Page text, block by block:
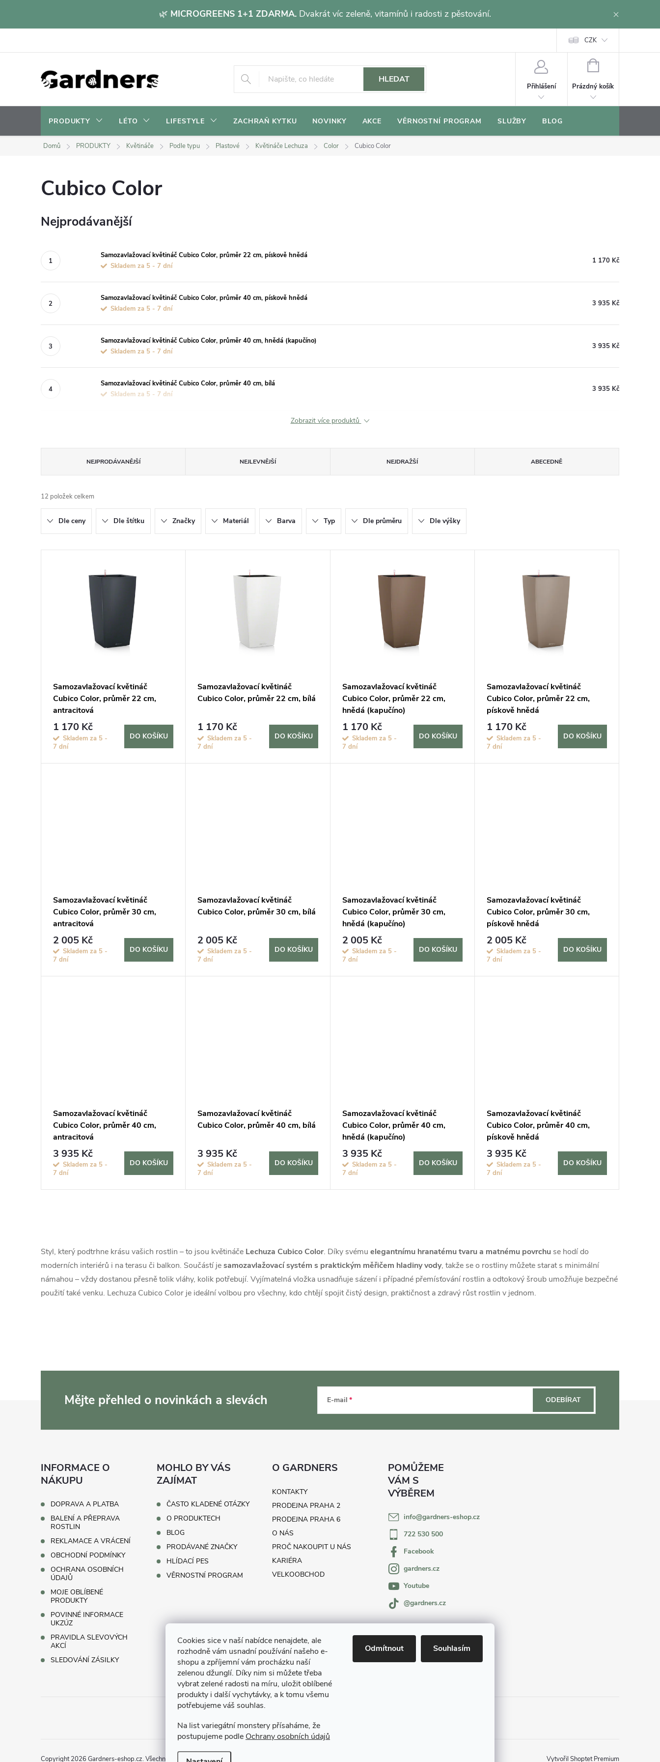
Cookies sice v naší nabídce nenajdete, ale
rozhodně vám usnadní používání našeho e-
shopu a zpříjemní vám procházku naší
zelenou džunglí. Díky nim si můžete třeba
vybrat zelené radosti na míru, uložit oblíbené
produkty i další vychytávky, a k tomu všemu
potřebujeme váš souhlas.
Na list variegátní monstery přísaháme, že
postupujeme podle Ochrany osobních údajů
Odmítnout Souhlasím
🌿 MICROGREENS 1+1 ZDARMA. Dvakrát víc zeleně, vitamínů i radosti z pěstování.
CZK
HLEDAT
Přihlášení
NÁKUPNÍ
Prázdný košík
PRODUKTY LÉTO LIFESTYLE ZACHRAŇ KYTKU NOVINKY AKCE VĚRNOSTNÍ PROGRAM SLUŽBY BLOG
Domů PRODUKTY Květináče Podle typu Plastové Květináče Lechuza Color Cubico Color
Cubico Color
Nejprodávanější
Samozavlažovací květináč Cubico Color, průměr 22 cm, pískově hnědá
Skladem za 5 - 7 dní
1 170 Kč
Samozavlažovací květináč Cubico Color, průměr 40 cm, pískově hnědá
Skladem za 5 - 7 dní
3 935 Kč
Samozavlažovací květináč Cubico Color, průměr 40 cm, hnědá (kapučíno)
Skladem za 5 - 7 dní
3 935 Kč
Samozavlažovací květináč Cubico Color, průměr 40 cm, bílá
Skladem za 5 - 7 dní
3 935 Kč
Zobrazit více produktů
a
z
e
n
NEJPRODÁVANĚJŠÍ NEJLEVNĚJŠÍ NEJDRAŽŠÍ ABECEDNĚ
12 položek celkem
Dle ceny Dle štítku Značky Materiál Barva Typ Dle průměru Dle výšky
d
Samozavlažovací květináč
Cubico Color, průměr 22 cm,
antracitová
1 170 Kč
Skladem za 5 -
7 dní
DO KOŠÍKU
Samozavlažovací květináč
Cubico Color, průměr 22 cm, bílá
1 170 Kč
Skladem za 5 -
7 dní
DO KOŠÍKU
Samozavlažovací květináč
Cubico Color, průměr 22 cm,
hnědá (kapučíno)
1 170 Kč
Skladem za 5 -
7 dní
DO KOŠÍKU
Samozavlažovací květináč
Cubico Color, průměr 22 cm,
pískově hnědá
1 170 Kč
Skladem za 5 -
7 dní
DO KOŠÍKU
Samozavlažovací květináč
Cubico Color, průměr 30 cm,
antracitová
2 005 Kč
Skladem za 5 -
7 dní
DO KOŠÍKU
Samozavlažovací květináč
Cubico Color, průměr 30 cm, bílá
2 005 Kč
Skladem za 5 -
7 dní
DO KOŠÍKU
Samozavlažovací květináč
Cubico Color, průměr 30 cm,
hnědá (kapučíno)
2 005 Kč
Skladem za 5 -
7 dní
DO KOŠÍKU
Samozavlažovací květináč
Cubico Color, průměr 30 cm,
pískově hnědá
2 005 Kč
Skladem za 5 -
7 dní
DO KOŠÍKU
Samozavlažovací květináč
Cubico Color, průměr 40 cm,
antracitová
3 935 Kč
Skladem za 5 -
7 dní
DO KOŠÍKU
Samozavlažovací květináč
Cubico Color, průměr 40 cm, bílá
3 935 Kč
Skladem za 5 -
7 dní
DO KOŠÍKU
Samozavlažovací květináč
Cubico Color, průměr 40 cm,
hnědá (kapučíno)
3 935 Kč
Skladem za 5 -
7 dní
DO KOŠÍKU
Samozavlažovací květináč
Cubico Color, průměr 40 cm,
pískově hnědá
3 935 Kč
Skladem za 5 -
7 dní
DO KOŠÍKU
v
l
á
y
v
ý
p
i
s
Styl, který podtrhne krásu vašich rostlin – to jsou květináče Lechuza Cubico Color. Díky svému elegantnímu hranatému tvaru a matnému povrchu se hodí do
moderních interiérů i na terasu či balkon. Součástí jesamozavlažovací systém s praktickým měřičem hladiny vody, takže se o rostliny můžete starat s minimální
námahou – vždy dostanou přesně tolik vláhy, kolik potřebují. Vyjímatelná vložka usnadňuje sázení i případné přemísťování rostlin a odtokový šroub umožňuje bezpečné
použití také venku. Lechuza Cubico Color je ideální volbou pro všechny, kdo chtějí spojit čistý design, praktičnost a zdravý růst rostlin v jednom.
Mějte přehled o novinkách a slevách E-mail ODEBÍRAT
INFORMACE O
NÁKUPU
DOPRAVA A PLATBA
BALENÍ A PŘEPRAVA
ROSTLIN
REKLAMACE A VRÁCENÍ
OBCHODNÍ PODMÍNKY
OCHRANA OSOBNÍCH
ÚDAJŮ
MOJE OBLÍBENÉ
PRODUKTY
POVINNÉ INFORMACE
UKZÚZ
PRAVIDLA SLEVOVÝCH
AKCÍ
SLEDOVÁNÍ ZÁSILKY
MOHLO BY VÁS
ZAJÍMAT
ČASTO KLADENÉ OTÁZKY
O PRODUKTECH
BLOG
PRODÁVANÉ ZNAČKY
HLÍDACÍ PES
VĚRNOSTNÍ PROGRAM
O GARDNERS
KONTAKTY
PRODEJNA PRAHA 2
PRODEJNA PRAHA 6
O NÁS
PROČ NAKOUPIT U NÁS
KARIÉRA
VELKOOBCHOD
info@gardners-eshop.cz
722 530 500
Facebook
gardners.cz
Youtube
@gardners.cz
Vytvořil Shoptet Premium
Copyright 2026 Gardners-eshop.cz. Všechna práva vyhrazena.Upravit nastavení cookies